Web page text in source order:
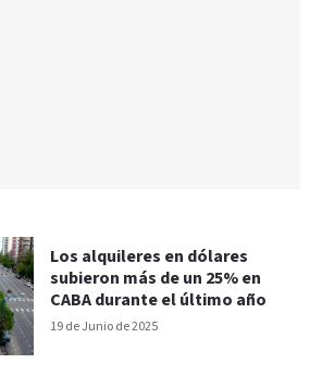
19 de Junio de 2025
Los alquileres en dólares
subieron más de un 25% en
CABA durante el último año